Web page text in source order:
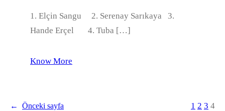
1. Elçin Sangu 2. Serenay Sarıkaya 3.
Hande Erçel 4. Tuba […]
Know More
← Önceki sayfa 1 2 3 4